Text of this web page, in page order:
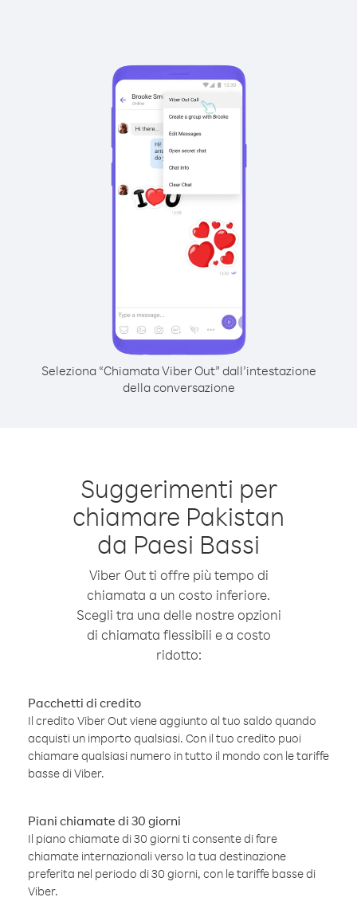
Seleziona “Chiamata Viber Out” dall’intestazione
della conversazione
Suggerimenti per
chiamare Pakistan
da Paesi Bassi
Viber Out ti offre più tempo di
chiamata a un costo inferiore.
Scegli tra una delle nostre opzioni
di chiamata flessibili e a costo
ridotto:
Pacchetti di credito
Il credito Viber Out viene aggiunto al tuo saldo quando
acquisti un importo qualsiasi. Con il tuo credito puoi
chiamare qualsiasi numero in tutto il mondo con le tariffe
basse di Viber.
Piani chiamate di 30 giorni
Il piano chiamate di 30 giorni ti consente di fare
chiamate internazionali verso la tua destinazione
preferita nel periodo di 30 giorni, con le tariffe basse di
Viber.